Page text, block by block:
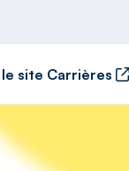
le site Carrières